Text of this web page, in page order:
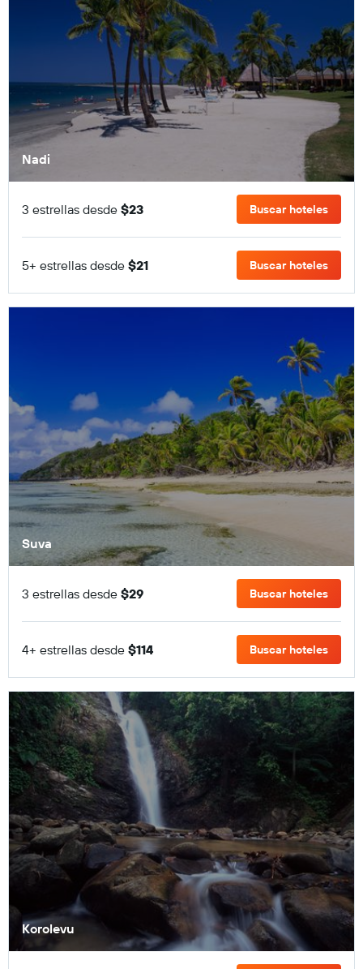
Nadi
3 estrellas desde $23 Buscar hoteles
5+ estrellas desde $21 Buscar hoteles
Suva
3 estrellas desde $29 Buscar hoteles
4+ estrellas desde $114 Buscar hoteles
Korolevu